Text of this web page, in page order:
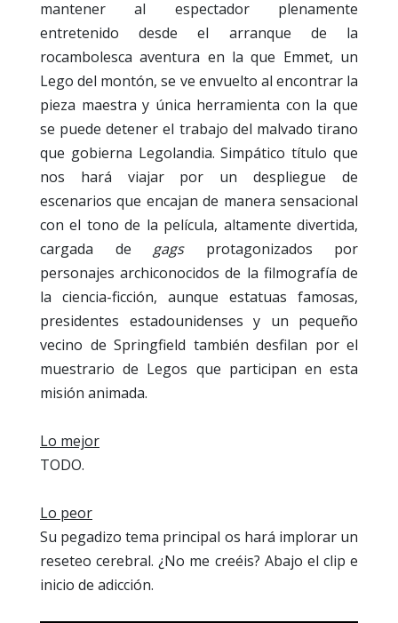
mantener al espectador plenamente
entretenido desde el arranque de la
rocambolesca aventura en la que Emmet, un
Lego del montón, se ve envuelto al encontrar la
pieza maestra y única herramienta con la que
se puede detener el trabajo del malvado tirano
que gobierna Legolandia. Simpático título que
nos hará viajar por un despliegue de
escenarios que encajan de manera sensacional
con el tono de la película, altamente divertida,
cargada de gagsprotagonizados por
personajes archiconocidos de la filmografía de
la ciencia-ficción, aunque estatuas famosas,
presidentes estadounidenses y un pequeño
vecino de Springfield también desfilan por el
muestrario de Legos que participan en esta
misión animada.
Lo mejor
TODO.
Lo peor
Su pegadizo tema principal os hará implorar un
reseteo cerebral. ¿No me creéis? Abajo el clip e
inicio de adicción.